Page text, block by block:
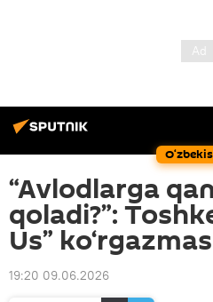
“Avlodlarga
qoladi?”:
Us”
19:20 09.06.2026